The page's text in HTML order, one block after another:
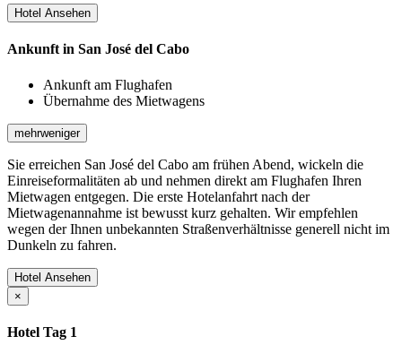
Hotel Ansehen
Ankunft in San José del Cabo
Ankunft am Flughafen
Übernahme des Mietwagens
mehrweniger
Sie erreichen San José del Cabo am frühen Abend, wickeln die
Einreiseformalitäten ab und nehmen direkt am Flughafen Ihren
Mietwagen entgegen. Die erste Hotelanfahrt nach der
Mietwagenannahme ist bewusst kurz gehalten. Wir empfehlen
wegen der Ihnen unbekannten Straßenverhältnisse generell nicht im
Dunkeln zu fahren.
Hotel Ansehen
×
Hotel Tag 1